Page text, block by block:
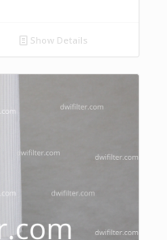
Show Details